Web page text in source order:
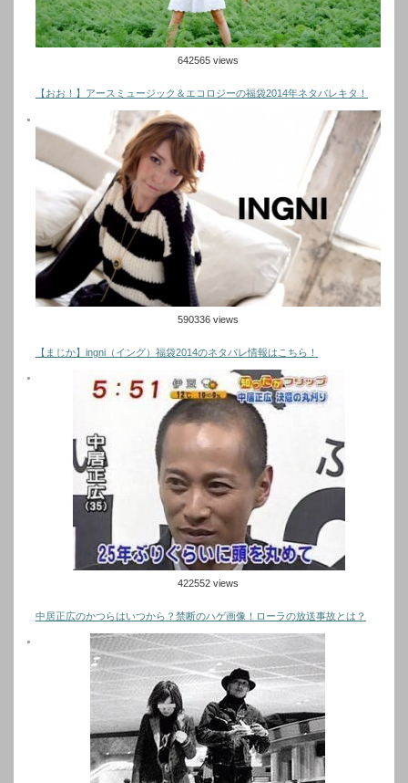
642565 views
【おお！】アースミュージック＆エコロジーの福袋2014年ネタバレキタ！
590336 views
【まじか】ingni（イング）福袋2014のネタバレ情報はこちら！
422552 views
中居正広のかつらはいつから？禁断のハゲ画像！ローラの放送事故とは？